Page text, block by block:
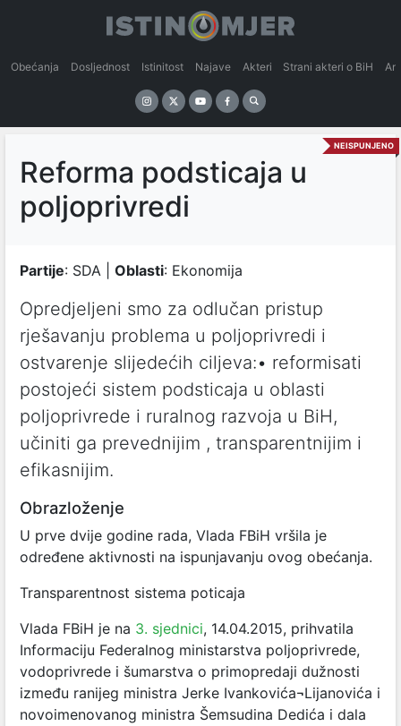
Obećanja Dosljednost Istinitost Najave Akteri Strani akteri o BiH
NEISPUNJENO
Reforma podsticaja u
poljoprivredi
Partije: SDA | Oblasti: Ekonomija
Opredjeljeni smo za odlučan pristup
rješavanju problema u poljoprivredi i
ostvarenje slijedećih ciljeva:• reformisati
postojeći sistem podsticaja u oblasti
poljoprivrede i ruralnog razvoja u BiH,
učiniti ga prevednijim , transparentnijim i
efikasnijim.
Obrazloženje
U prve dvije godine rada, Vlada FBiH vršila je
određene aktivnosti na ispunjavanju ovog obećanja.
Transparentnost sistema poticaja
Vlada FBiH je na 3. sjednici, 14.04.2015, prihvatila
Informaciju Federalnog ministarstva poljoprivrede,
vodoprivrede i šumarstva o primopredaji dužnosti
između ranijeg ministra Jerke Ivankovića¬Lijanovića i
novoimenovanog ministra Šemsudina Dedića i dala